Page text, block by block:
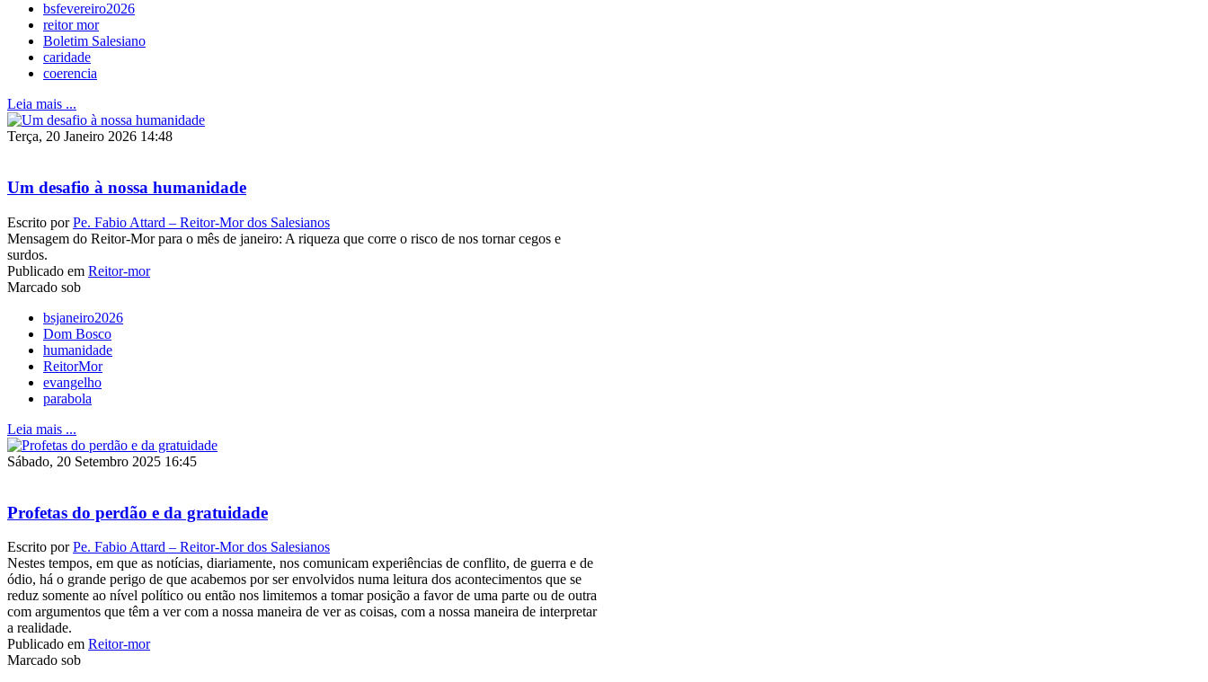
bsfevereiro2026
reitor mor
Boletim Salesiano
caridade
coerencia
Leia mais ...
Terça, 20 Janeiro 2026 14:48
Um desafio à nossa humanidade
Escrito porPe. Fabio Attard – Reitor-Mor dos Salesianos
Mensagem do Reitor-Mor para o mês de janeiro: A riqueza que corre o risco de nos tornar cegos e
surdos.
Publicado em Reitor-mor
Marcado sob
bsjaneiro2026
Dom Bosco
humanidade
ReitorMor
evangelho
parabola
Leia mais ...
Sábado, 20 Setembro 2025 16:45
Profetas do perdão e da gratuidade
Escrito porPe. Fabio Attard – Reitor-Mor dos Salesianos
Nestes tempos, em que as notícias, diariamente, nos comunicam experiências de conflito, de guerra e de
ódio, há o grande perigo de que acabemos por ser envolvidos numa leitura dos acontecimentos que se
reduz somente ao nível político ou então nos limitemos a tomar posição a favor de uma parte ou de outra
com argumentos que têm a ver com a nossa maneira de ver as coisas, com a nossa maneira de interpretar
a realidade.
Publicado em Reitor-mor
Marcado sob